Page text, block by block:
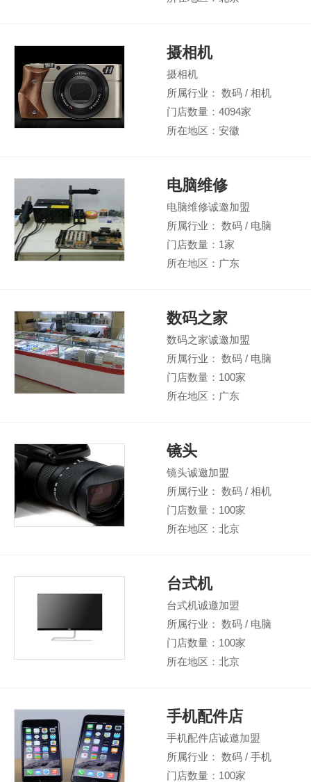
摄相机
摄相机
所属行业： 数码 / 相机
门店数量：4094家
所在地区：安徽
电脑维修
电脑维修诚邀加盟
所属行业： 数码 / 电脑
门店数量：1家
所在地区：广东
数码之家
数码之家诚邀加盟
所属行业： 数码 / 电脑
门店数量：100家
所在地区：广东
镜头
镜头诚邀加盟
所属行业： 数码 / 相机
门店数量：100家
所在地区：北京
台式机
台式机诚邀加盟
所属行业： 数码 / 电脑
门店数量：100家
所在地区：北京
手机配件店
手机配件店诚邀加盟
所属行业： 数码 / 手机
门店数量：100家